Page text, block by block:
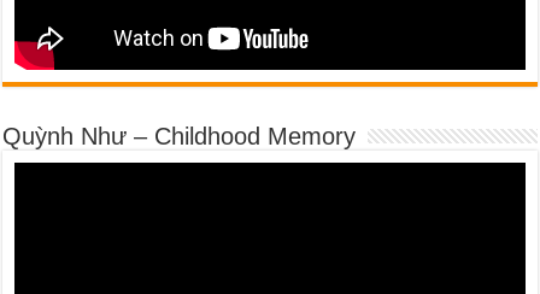
Quỳnh Như – Childhood Memory